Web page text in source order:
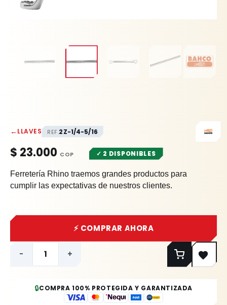
←LLAVES REF.2Z-1/4-5/16
$ 23.000 ✓ 2 DISPONIBLES
Ferretería Rhino traemos grandes productos para
cumplir las expectativas de nuestros clientes.
- +
⚡ COMPRAR AHORA
🔒COMPRA 100% PROTEGIDA Y GARANTIZADA